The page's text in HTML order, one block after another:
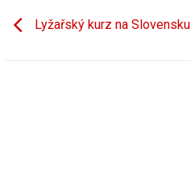
Lyžařský kurz na Slovensku